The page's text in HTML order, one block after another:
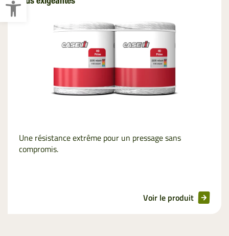
Une résistance extrême pour un pressage sans
compromis.
Voir le produit